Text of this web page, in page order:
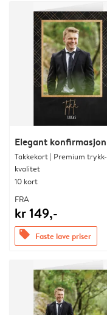
Elegant konfirmasjon
Takkekort | Premium trykk-
kvalitet
10 kort
FRA
kr 149,-
offers Faste lave priser